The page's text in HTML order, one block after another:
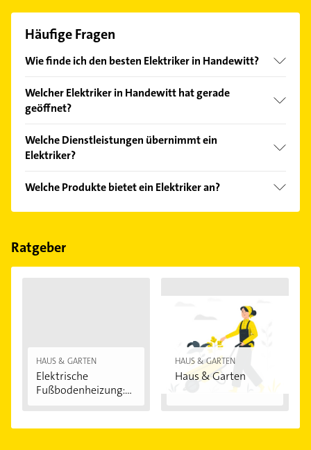
Häufige Fragen
Wie finde ich den besten Elektriker in Handewitt?
Kundenmeinungen und profitieren Sie von den
Empfehlungen. Die Suchergebnisse können Sie sich
Welcher Elektriker in Handewitt hat gerade
geöffnet?
Bitte beachten Sie, dass diese an Sonn- und
Feiertagen abweichen können.
Welche Dienstleistungen übernimmt ein
Elektriker?
Elektrikerarbeiten, Elektrogeräteinstallation,
Kabelverlegung, elektrische Installationen und E-
Welche Produkte bietet ein Elektriker an?
Das Angebot umfasst unter anderem Alarmanlagen,
Wärmepumpen und EDV-Datennetze.
Ratgeber
HAUS & GARTEN
Elektrische
Fußbodenheizung:
HAUS & GARTEN
Haus & Garten